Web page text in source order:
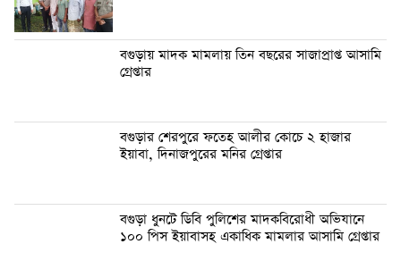
বগুড়ায় মাদক মামলায় তিন বছরের সাজাপ্রাপ্ত আসামি
গ্রেপ্তার
বগুড়ার শেরপুরে ফতেহ আলীর কোচে ২ হাজার
ইয়াবা, দিনাজপুরের মনির গ্রেপ্তার
বগুড়া ধুনটে ডিবি পুলিশের মাদকবিরোধী অভিযানে
১০০ পিস ইয়াবাসহ একাধিক মামলার আসামি গ্রেপ্তার